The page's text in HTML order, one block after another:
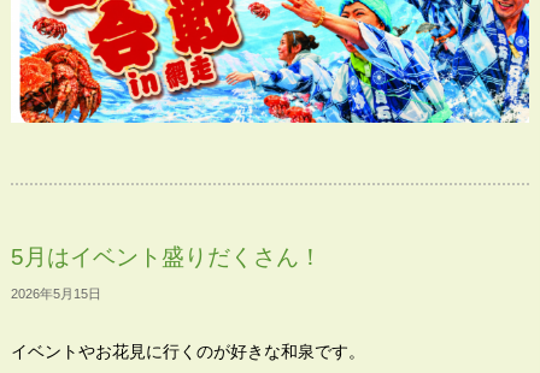
5月はイベント盛りだくさん！
2026年5月15日
イベントやお花見に行くのが好きな和泉です。